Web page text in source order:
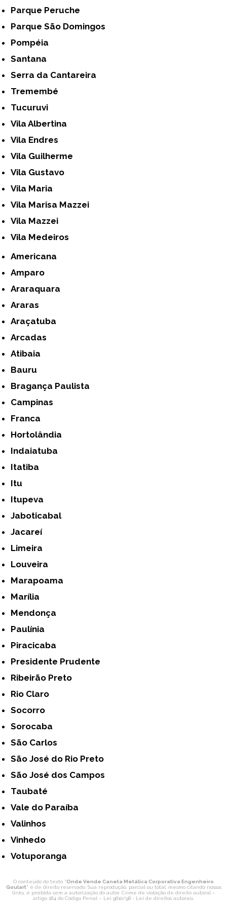
Parque Peruche
Parque São Domingos
Pompéia
Santana
Serra da Cantareira
Tremembé
Tucuruvi
Vila Albertina
Vila Endres
Vila Guilherme
Vila Gustavo
Vila Maria
Vila Marisa Mazzei
Vila Mazzei
Vila Medeiros
Americana
Amparo
Araraquara
Araras
Araçatuba
Arcadas
Atibaia
Bauru
Bragança Paulista
Campinas
Franca
Hortolândia
Indaiatuba
Itatiba
Itu
Itupeva
Jaboticabal
Jacareí
Limeira
Louveira
Marapoama
Marília
Mendonça
Paulínia
Piracicaba
Presidente Prudente
Ribeirão Preto
Rio Claro
Socorro
Sorocaba
São Carlos
São José do Rio Preto
São José dos Campos
Taubaté
Vale do Paraíba
Valinhos
Vinhedo
Votuporanga
O conteúdo do texto "Onde Vende Caneta Metálica Corporativa Engenheiro
Goulart" é de direito reservado. Sua reprodução, parcial ou total, mesmo citando nossos
links, é proibida sem a autorização do autor. Crime de violação de direito autoral –
artigo 184 do Código Penal – Lei 9610/98 - Lei de direitos autorais